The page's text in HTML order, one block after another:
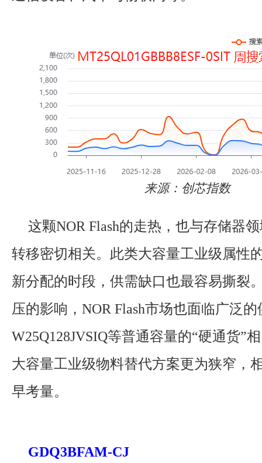
来源：创芯指数
这颗NOR Flash的走热，也与存储器
转移密切相关。此类大容量工业级属性
新分配的时段，供需缺口也最容易撕裂
压的影响，NOR Flash市场也面临广泛
W25Q128JVSIQ等普通容量的“硬通货”
大容量工业级物料替代方案更为狭窄，
早考量。
GDQ3BFAM-CJ